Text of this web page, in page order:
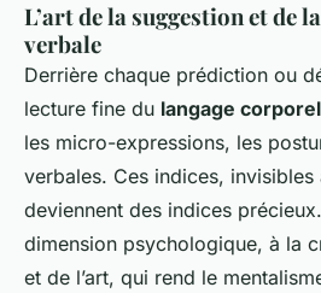
L’art de la suggestion et de
verbale
Derrière chaque prédiction ou
lecture fine du langage corporel
les micro-expressions, les
verbales. Ces indices, invisibles
deviennent des indices
dimension psychologique, à la
et de l’art, qui rend le